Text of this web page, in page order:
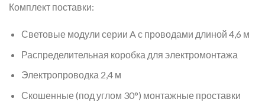
Комплект поставки:
Световые модули серии A с проводами длиной 4,6 м
Распределительная коробка для электромонтажа
Электропроводка 2,4 м
Скошенные (под углом 30°) монтажные проставки